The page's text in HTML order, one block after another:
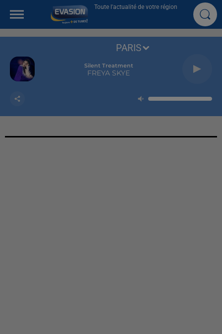
Toute l'actualité de votre région
Silent Treatment
FREYA SKYE
PARIS